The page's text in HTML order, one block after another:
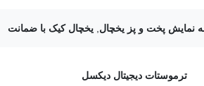
نمايش پخت و پز يخچال یخچال کیک با ضمانت
ترموستات دیجیتال دیکسل